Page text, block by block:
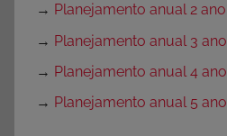
→ Planejamento anual 2 ano
→ Planejamento anual 3 ano
→ Planejamento anual 4 ano
→ Planejamento anual 5 ano